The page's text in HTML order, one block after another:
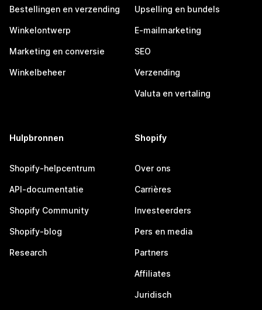
Bestellingen en verzending
Winkelontwerp
Marketing en conversie
Winkelbeheer
Upselling en bundels
E-mailmarketing
SEO
Verzending
Valuta en vertaling
Hulpbronnen
Shopify-helpcentrum
API-documentatie
Shopify Community
Shopify-blog
Research
Shopify
Over ons
Carrières
Investeerders
Pers en media
Partners
Affiliates
Juridisch